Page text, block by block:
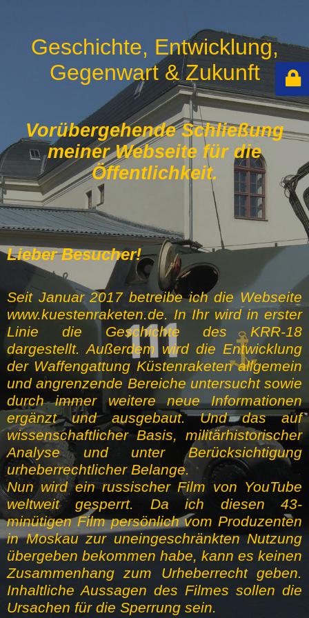
Geschichte, Entwicklung,
Gegenwart & Zukunft
Vorübergehende Schließung
meiner Webseite für die
Öffentlichkeit.
Lieber Besucher!
Seit Januar 2017 betreibe ich die Webseite
www.kuestenraketen.de. In Ihr wird in erster
Linie die Geschichte des KRR-18
dargestellt. Außerdem wird die Entwicklung
der Waffengattung Küstenraketen allgemein
und angrenzende Bereiche untersucht sowie
durch immer weitere neue Informationen
ergänzt und ausgebaut. Und das auf
wissenschaftlicher Basis, militärhistorischer
Analyse und unter Berücksichtigung
urheberrechtlicher Belange.
Nun wird ein russischer Film von YouTube
weltweit gesperrt. Da ich diesen 43-
minütigen Film persönlich vom Produzenten
in Moskau zur uneingeschränkten Nutzung
übergeben bekommen habe, kann es keinen
Zusammenhang zum Urheberrecht geben.
Inhaltliche Aussagen des Filmes sollen die
Ursachen für die Sperrung sein.